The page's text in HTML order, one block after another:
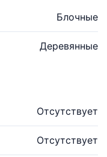
Блочные
Деревянные
Отсутствует
Отсутствует